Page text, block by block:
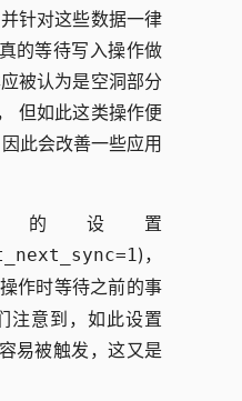
针对这些数据一律
的等待写入操作做
被认为是空洞部分
但如此这类操作便
此会改善一些应用
设置
)，
作时等待之前的事
注意到，如此设置
易被触发，这又是